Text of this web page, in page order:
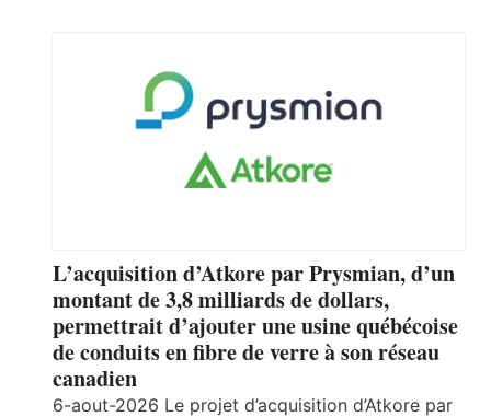
L’acquisition d’Atkore par Prysmian, d’un
montant de 3,8 milliards de dollars,
permettrait d’ajouter une usine québécoise
de conduits en fibre de verre à son réseau
canadien
6-aout-2026 Le projet d’acquisition d’Atkore par